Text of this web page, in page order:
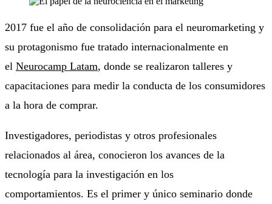
2017 fue el año de consolidación para el neuromarketing y
su protagonismo fue tratado internacionalmente en
el Neurocamp Latam, donde se realizaron talleres y
capacitaciones para medir la conducta de los consumidores
a la hora de comprar.
Investigadores, periodistas y otros profesionales
relacionados al área, conocieron los avances de la
tecnología para la investigación en los
comportamientos. Es el primer y único seminario donde